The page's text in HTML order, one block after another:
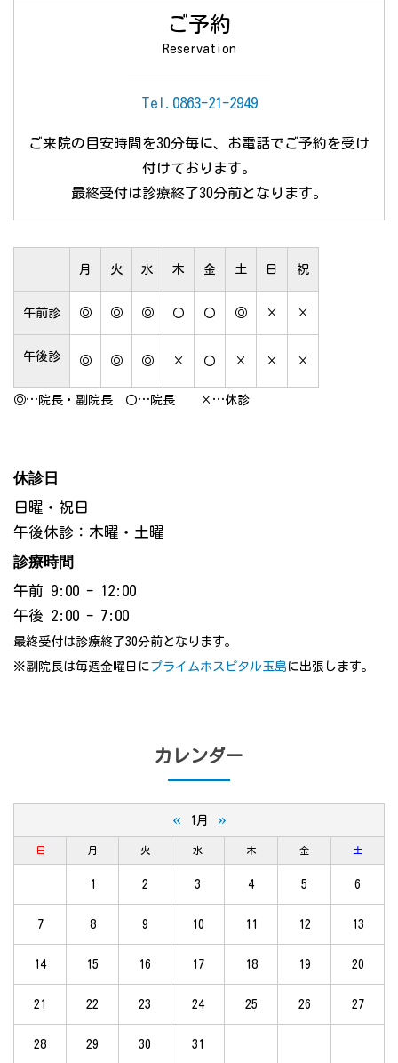
ご予約
Reservation
Tel. 0863-21-2949
ご来院の目安時間を30分毎に、
お電話でご予約を受け
付けております。
最終受付は診療終了30分前となります。
月 火 水 木 金 土 日 祝
午前診 ◎ ◎ ◎ 〇 〇 ◎ × ×
午後診 ◎ ◎ ◎ × 〇 × × ×
◎…院長・副院長 〇…院長 ×…休診
休診日
日曜・祝日
午後休診：木曜・土曜
診療時間
午前 9:00 - 12:00
午後 2:00 - 7:00
最終受付は診療終了30分前となります。
※副院長は毎週金曜日にプライムホスピタル玉島に出張します。
カレンダー
« 1月 »
日 月 火 水 木 金 土
1 2 3 4 5 6
7 8 9 10 11 12 13
14 15 16 17 18 19 20
21 22 23 24 25 26 27
28 29 30 31